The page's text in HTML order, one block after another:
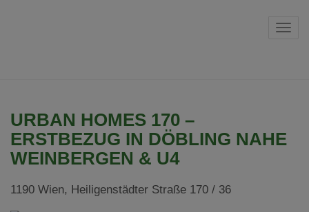
URBAN HOMES 170 –
ERSTBEZUG IN DÖBLING NAHE
WEINBERGEN & U4
1190 Wien, Heiligenstädter Straße 170 / 36